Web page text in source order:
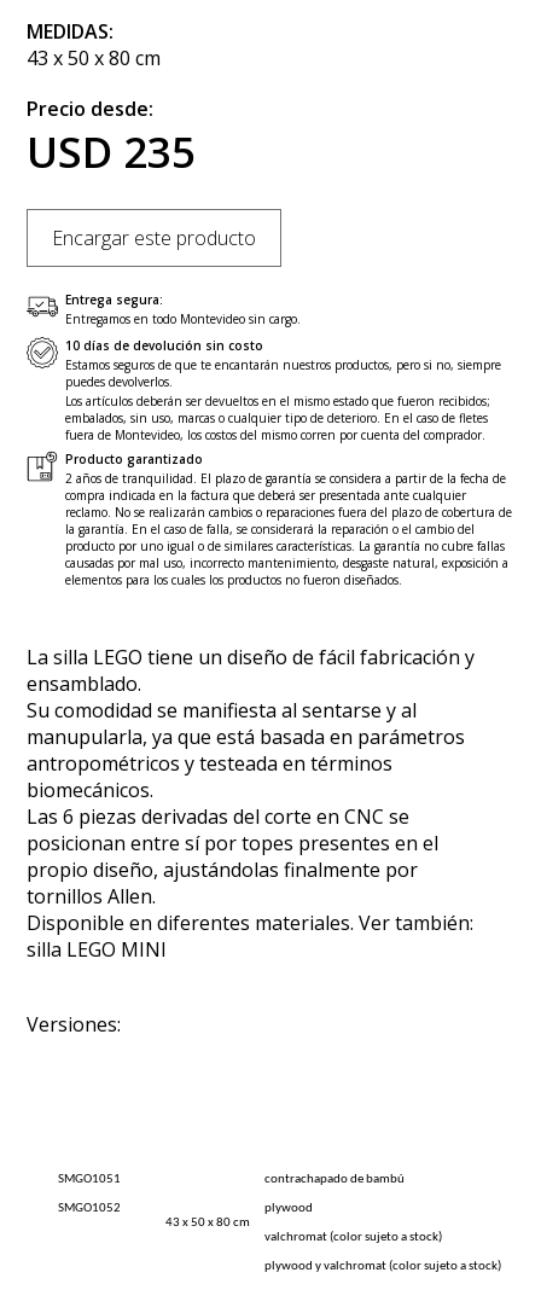
MEDIDAS:
43 x 50 x 80 cm
Precio desde:
USD 235
Encargar este producto
Entrega segura:
Entregamos en todo Montevideo sin cargo.
10 días de devolución sin costo
Estamos seguros de que te encantarán nuestros productos, pero si no, siempre
puedes devolverlos.
Los artículos deberán ser devueltos en el mismo estado que fueron recibidos;
embalados, sin uso, marcas o cualquier tipo de deterioro. En el caso de fletes
fuera de Montevideo, los costos del mismo corren por cuenta del comprador.
Producto garantizado
2 años de tranquilidad. El plazo de garantía se considera a partir de la fecha de
compra indicada en la factura que deberá ser presentada ante cualquier
reclamo. No se realizarán cambios o reparaciones fuera del plazo de cobertura de
la garantía. En el caso de falla, se considerará la reparación o el cambio del
producto por uno igual o de similares características. La garantía no cubre fallas
causadas por mal uso, incorrecto mantenimiento, desgaste natural, exposición a
elementos para los cuales los productos no fueron diseñados.
La silla LEGO tiene un diseño de fácil fabricación y
ensamblado.
Su comodidad se manifiesta al sentarse y al
manupularla, ya que está basada en parámetros
antropométricos y testeada en términos
biomecánicos.
Las 6 piezas derivadas del corte en CNC se
posicionan entre sí por topes presentes en el
propio diseño, ajustándolas finalmente por
tornillos Allen.
Disponible en diferentes materiales. Ver también:
silla LEGO MINI
Versiones:
SMGO1051
43 x 50 x 80 cm
contrachapado de bambú
SMGO1052 plywood
valchromat (color sujeto a stock)
plywood y valchromat (color sujeto a stock)